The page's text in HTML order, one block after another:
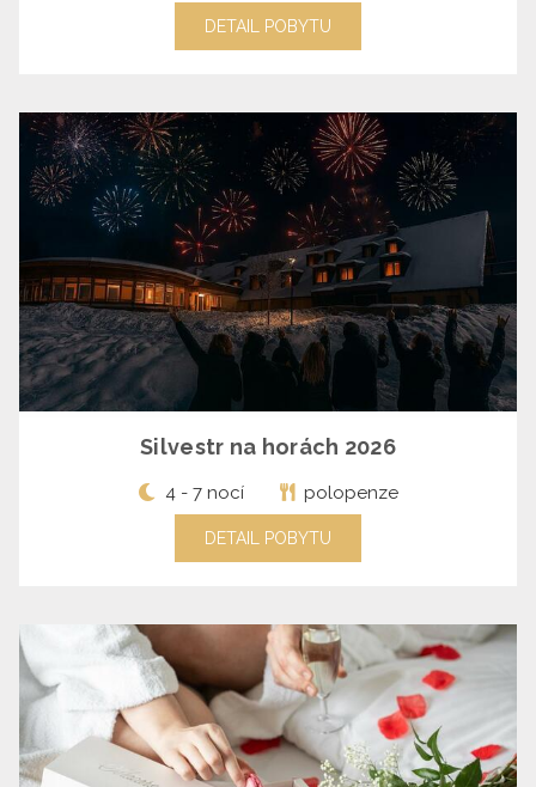
DETAIL POBYTU
Silvestr na horách 2026
4 - 7 nocí polopenze
DETAIL POBYTU